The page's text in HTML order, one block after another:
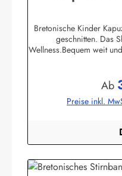
Bretonische Kinder
geschnitten. Das
Wellness.Bequem weit
Ärmelbündchen, zwei
Baumwolle, herrlich
HautBis Größe 140
den Kordelzug in der
Bekleidungswerk
Ab
Preise inkl.